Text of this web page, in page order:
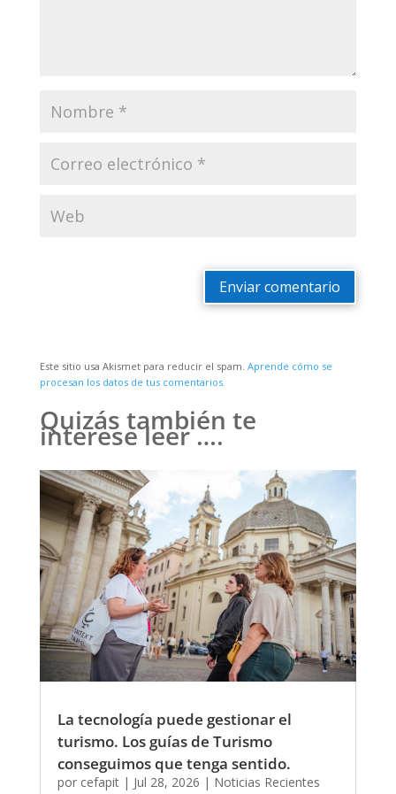
Enviar comentario
Este sitio usa Akismet para reducir el spam. Aprende cómo se
procesan los datos de tus comentarios.
Quizás también te
interese leer ….
La tecnología puede gestionar el
turismo. Los guías de Turismo
conseguimos que tenga sentido.
por cefapit| Jul 28, 2026 | Noticias Recientes